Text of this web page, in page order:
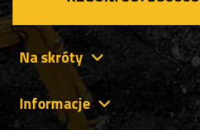
Na skróty
Informacje